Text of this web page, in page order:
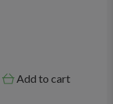
Add to cart